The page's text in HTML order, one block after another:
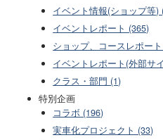
イベント情報(ショップ等)
イベントレポート (365)
ショップ、コースレポー
イベントレポート(外部サ
クラス・部門 (1)
特別企画
コラボ (196)
実車化プロジェクト (33)